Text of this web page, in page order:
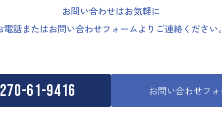
お問い合わせはお気軽に
電話またはお問い合わせフォームよりご連絡ください
61-9416 お問い合わせフ